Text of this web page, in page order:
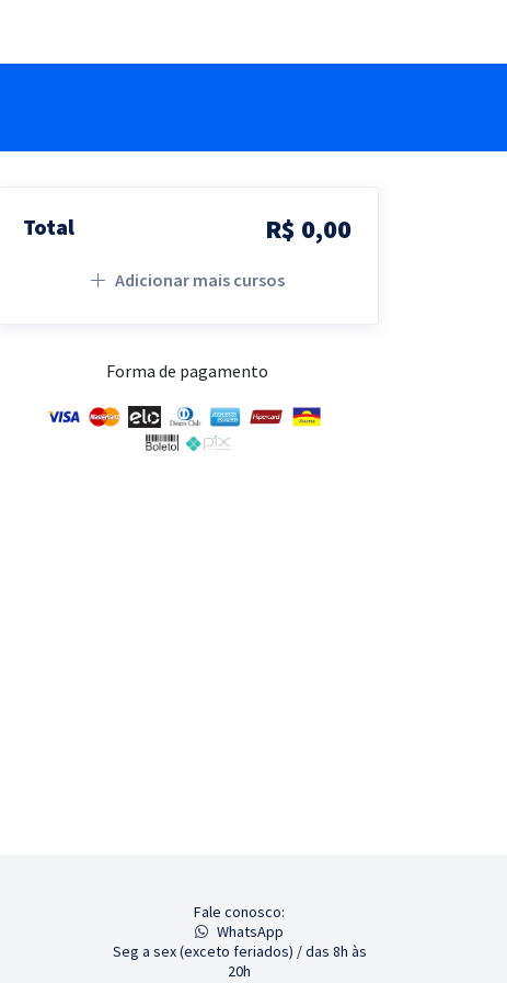
Total R$ 0,00
Adicionar mais cursos
Forma de pagamento
Fale conosco:
WhatsApp
Seg a sex (exceto feriados) / das 8h às
20h